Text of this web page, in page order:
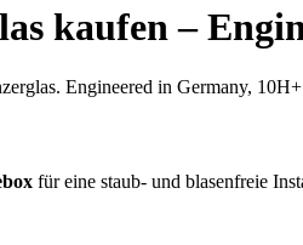
kaufen –
Engineered in Germany,
für eine staub- und blasenfreie